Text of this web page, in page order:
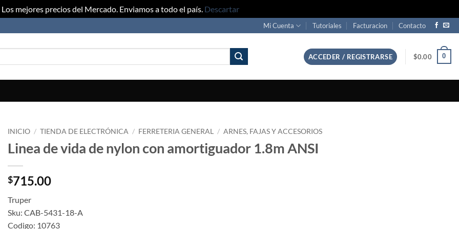
Los mejores precios del Mercado. Enviamos a todo el país. Descartar
Mi Cuenta Tutoriales Facturacion Contacto
ACCEDER / REGISTRARSE $0.00 0
INICIO / TIENDA DE ELECTRÓNICA / FERRETERIA GENERAL / ARNES, FAJAS Y ACCESORIOS
Linea de vida de nylon con amortiguador 1.8m ANSI
$715.00
Truper
Sku: CAB-5431-18-A
Codigo: 10763